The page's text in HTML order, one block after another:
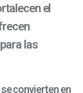
el
las
convierten en